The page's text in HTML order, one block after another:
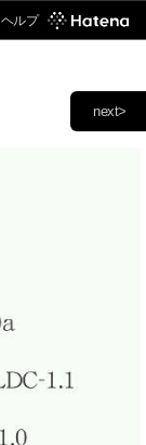
ヘルプ
next>